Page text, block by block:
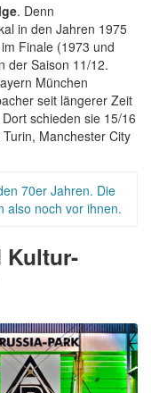
. Denn
in den Jahren 1975
Finale (1973 und
der Saison 11/12.
München
seit längerer Zeit
schieden sie 15/16
Manchester City
70er Jahren. Die
also noch vor ihnen.
Kultur-